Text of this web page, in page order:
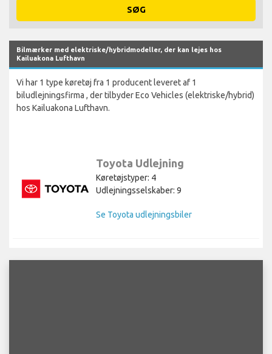
SØG
Bilmærker med elektriske/hybridmodeller, der kan lejes hos
Kailuakona Lufthavn
Vi har 1 type køretøj fra 1 producent leveret af 1
biludlejningsfirma , der tilbyder Eco Vehicles (elektriske/hybrid)
hos Kailuakona Lufthavn.
Toyota Udlejning
Køretøjstyper: 4
Udlejningsselskaber: 9
Se Toyota udlejningsbiler